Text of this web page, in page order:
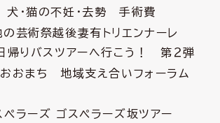
・猫の不妊・去勢 手術費
芸術祭越後妻有トリエンナーレ
りバスツアーへ行こう！ 第２弾
おおまち 地域支え合いフォーラム
ラーズ ゴスペラーズ坂ツアー